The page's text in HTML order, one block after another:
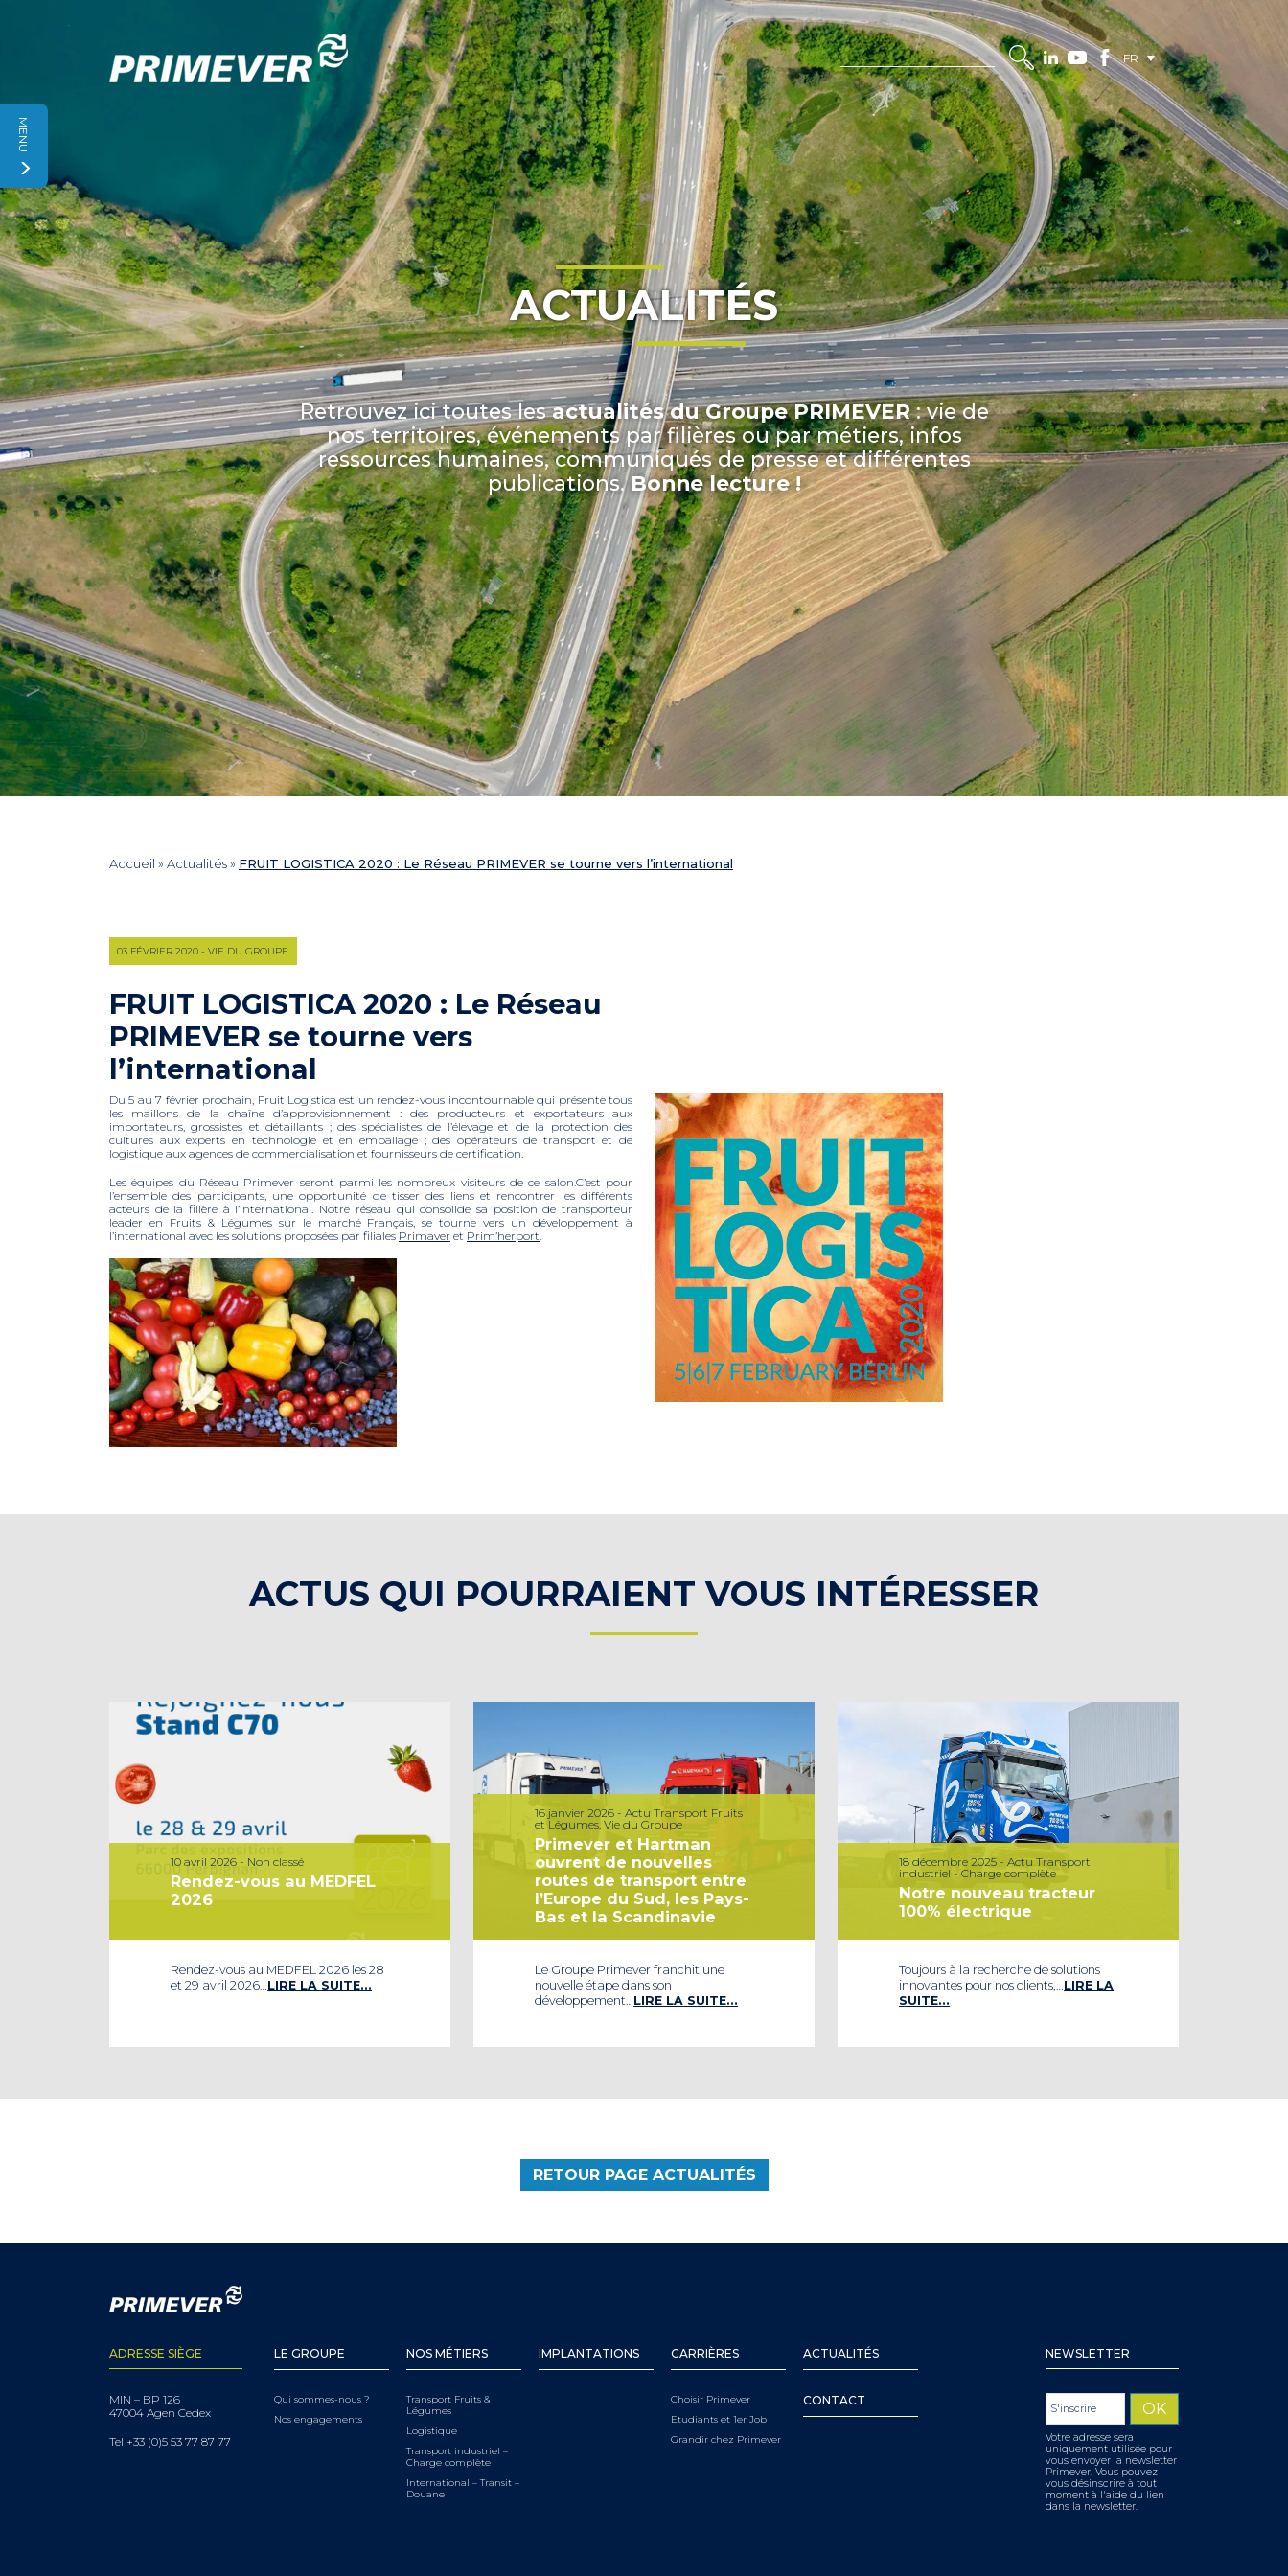
FR
MENU
ACTUALITÉS
Retrouvez ici toutes lesactualités du Groupe PRIMEVER: vie de
nos territoires, événements par filières ou par métiers, infos
ressources humaines, communiqués de presse et différentes
publications.Bonne lecture !
Accueil » Actualités» FRUIT LOGISTICA 2020 : Le Réseau PRIMEVER se tourne vers l’international
03 FÉVRIER 2020 - VIE DU GROUPE
FRUIT LOGISTICA 2020 : Le Réseau
PRIMEVER se tourne vers
l’international
Du 5 au 7 février prochain, Fruit Logistica est un rendez-vous incontournable qui présente tous
les maillons de la chaîne d’approvisionnement : des producteurs et exportateurs aux
importateurs, grossistes et détaillants ; des spécialistes de l’élevage et de la protection des
cultures aux experts en technologie et en emballage ; des opérateurs de transport et de
logistique aux agences de commercialisation et fournisseurs de certification.
Les équipes du Réseau Primever seront parmi les nombreux visiteurs de ce salon.C’est pour
l’ensemble des participants, une opportunité de tisser des liens et rencontrer les différents
acteurs de la filière à l’international. Notre réseau qui consolide sa position de transporteur
leader en Fruits & Légumes sur le marché Français, se tourne vers un développement à
l’international avec les solutions proposées par filiales Primaver et Prim’herport.
ACTUS QUI POURRAIENT VOUS INTÉRESSER
10 avril 2026 - Non classé
Rendez-vous au MEDFEL
2026
Rendez-vous au MEDFEL 2026 les 28
et 29 avril 2026…LIRE LA SUITE…
16 janvier 2026 - Actu Transport Fruits
et Légumes, Vie du Groupe
Primever et Hartman
ouvrent de nouvelles
routes de transport entre
l’Europe du Sud, les Pays-
Bas et la Scandinavie
Le Groupe Primever franchit une
nouvelle étape dans son
développement…LIRE LA SUITE…
18 décembre 2025 - Actu Transport
industriel - Charge complète
Notre nouveau tracteur
100% électrique
Toujours à la recherche de solutions
innovantes pour nos clients,…LIRE LA
SUITE…
RETOUR PAGE ACTUALITÉS
ADRESSE SIÈGE
MIN – BP 126
47004 Agen Cedex
Tel +33 (0)5 53 77 87 77
LE GROUPE
Qui sommes-nous ?
Nos engagements
NOS MÉTIERS
Transport Fruits &
Légumes
Logistique
Transport industriel –
Charge complète
International – Transit –
Douane
IMPLANTATIONS CARRIÈRES
Choisir Primever
Etudiants et 1er Job
Grandir chez Primever
ACTUALITÉS
CONTACT
NEWSLETTER
Votre adresse sera
uniquement utilisée pour
vous envoyer la newsletter
Primever. Vous pouvez
vous désinscrire à tout
moment à l'aide du lien
dans la newsletter.